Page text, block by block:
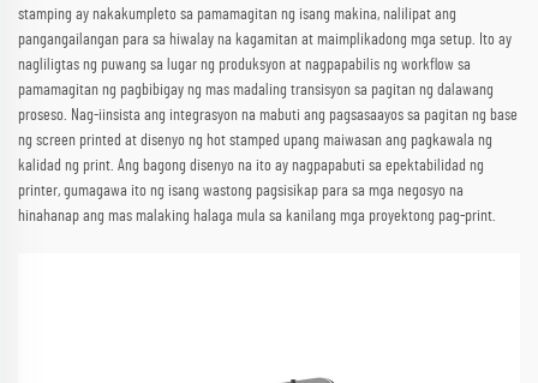
stamping ay nakakumpleto sa pamamagitan ng isang makina, nalilipat ang
pangangailangan para sa hiwalay na kagamitan at maimplikadong mga setup. Ito ay
nagliligtas ng puwang sa lugar ng produksyon at nagpapabilis ng workflow sa
pamamagitan ng pagbibigay ng mas madaling transisyon sa pagitan ng dalawang
proseso. Nag-iinsista ang integrasyon na mabuti ang pagsasaayos sa pagitan ng base
ng screen printed at disenyo ng hot stamped upang maiwasan ang pagkawala ng
kalidad ng print. Ang bagong disenyo na ito ay nagpapabuti sa epektabilidad ng
printer, gumagawa ito ng isang wastong pagsisikap para sa mga negosyo na
hinahanap ang mas malaking halaga mula sa kanilang mga proyektong pag-print.